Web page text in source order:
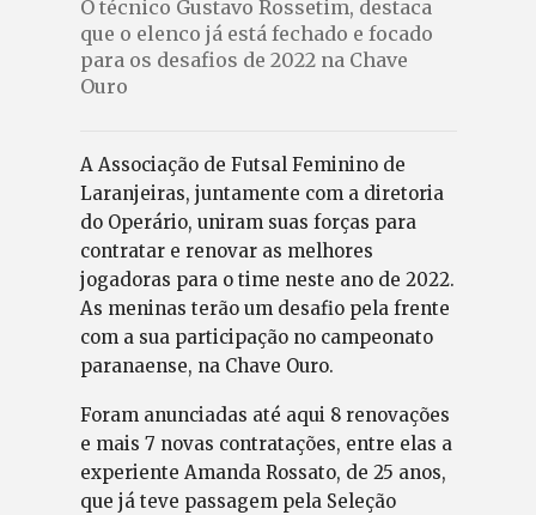
O técnico Gustavo Rossetim, destaca
que o elenco já está fechado e focado
para os desafios de 2022 na Chave
Ouro
A Associação de Futsal Feminino de
Laranjeiras, juntamente com a diretoria
do Operário, uniram suas forças para
contratar e renovar as melhores
jogadoras para o time neste ano de 2022.
As meninas terão um desafio pela frente
com a sua participação no campeonato
paranaense, na Chave Ouro.
Foram anunciadas até aqui 8 renovações
e mais 7 novas contratações, entre elas a
experiente Amanda Rossato, de 25 anos,
que já teve passagem pela Seleção